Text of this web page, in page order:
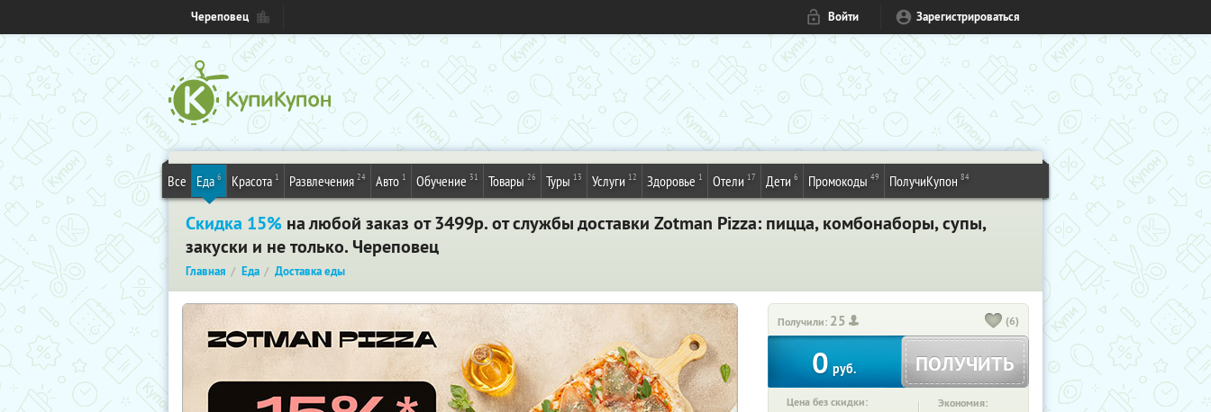
Череповец Войти Зарегистрироваться
Все Еда 6 Красота 1 Развлечения 24 Авто 1 Обучение 31 Товары 26 Туры 13 Услуги 12 Здоровье 1 Отели 17 Дети 6 Промокоды 49 ПолучиКупон 84
Скидка 15% на любой заказ от 3499р. от службы доставки Zotman Pizza: пицца, комбонаборы, супы,
закуски и не только. Череповец
Главная Еда Доставка еды
Получили: 25 (6)
0 руб. ПОЛУЧИТЬ
Цена без скидки: Экономия: